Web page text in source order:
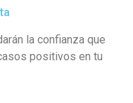
la confianza que
positivos en tu